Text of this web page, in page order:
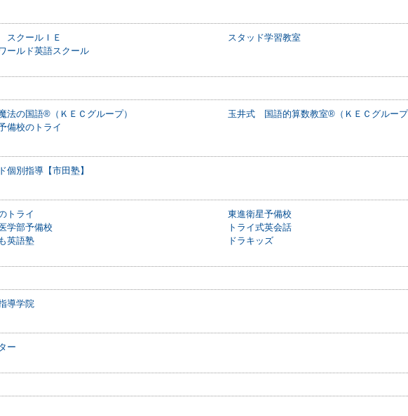
クールＩＥ
スタッド学習教室
ールド英語スクール
の国語®（ＫＥＣグループ）
玉井式 国語的算数教室®（ＫＥＣグルー
備校のトライ
個別指導【市田塾】
トライ
東進衛星予備校
学部予備校
トライ式英会話
英語塾
ドラキッズ
導学院
ー